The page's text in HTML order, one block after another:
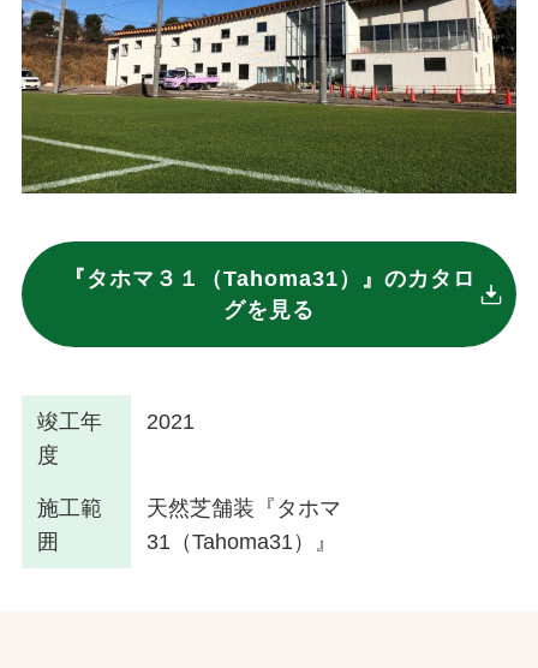
『タホマ３１（Tahoma31）』のカタロ
グを見る
竣工年
度
2021
施工範
囲
天然芝舗装『タホマ
31（Tahoma31）』